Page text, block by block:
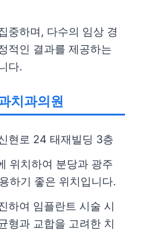
중하며, 다수의 임상 경
적인 결과를 제공하는
다.
치과의원
현로 24 태재빌딩 3층
위치하여 분당과 광주
하기 좋은 위치입니다.
하여 임플란트 시술 시
형과 교합을 고려한 치